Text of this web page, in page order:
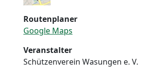
Routenplaner
Google Maps
Veranstalter
Schützenverein Wasungen e. V.